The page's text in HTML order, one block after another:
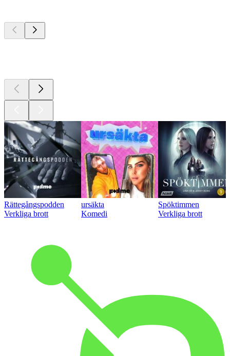
Rättegångspodden
Verkliga brott
ursäkta
Komedi
Spöktimmen
Verkliga brott